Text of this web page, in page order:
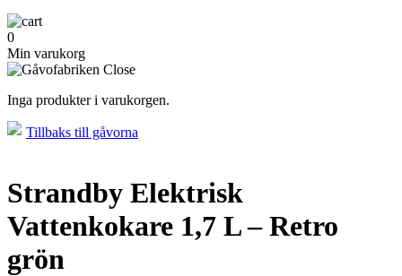
0
Min varukorg
Inga produkter i varukorgen.
Tillbaks till gåvorna
Strandby Elektrisk
Vattenkokare 1,7 L – Retro
grön